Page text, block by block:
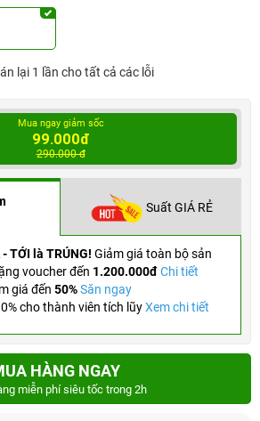
lại 1 lần cho tất cả các lỗi
Mua ngay giảm sốc
99.000đ
290.000 đ
Suất GIÁ RẺ
TỚI là TRÚNG! Giảm giá toàn bộ sản
voucher đến 1.200.000đChi tiết
giá đến 50%Săn ngay
cho thành viên tích lũyXem chi tiết
HÀNG NGAY
miễn phí siêu tốc trong 2h